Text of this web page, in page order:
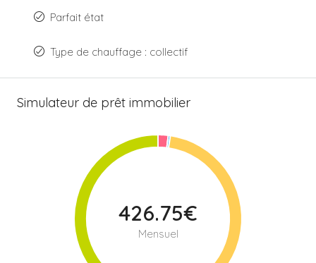
Parfait état
Type de chauffage : collectif
Simulateur de prêt immobilier
426.75€
Mensuel